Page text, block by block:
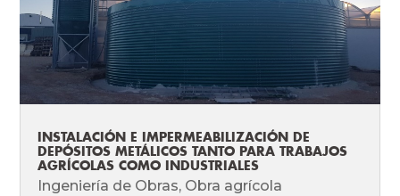
INSTALACIÓN E IMPERMEABILIZACIÓN DE
DEPÓSITOS METÁLICOS TANTO PARA TRABAJOS
AGRÍCOLAS COMO INDUSTRIALES
Ingeniería de Obras, Obra agrícola